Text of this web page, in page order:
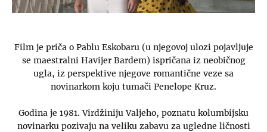
Film je priča o Pablu Eskobaru (u njegovoj ulozi pojavljuje
se maestralni Havijer Bardem) ispričana iz neobičnog
ugla, iz perspektive njegove romantične veze sa
novinarkom koju tumači Penelope Kruz.
Godina je 1981. Virdžiniju Valjeho, poznatu kolumbijsku
novinarku pozivaju na veliku zabavu za ugledne ličnosti